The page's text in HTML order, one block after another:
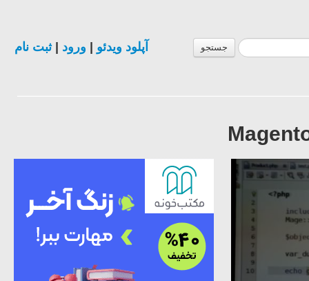
جستجو آپلود ویدئو ورود |ثبت نام